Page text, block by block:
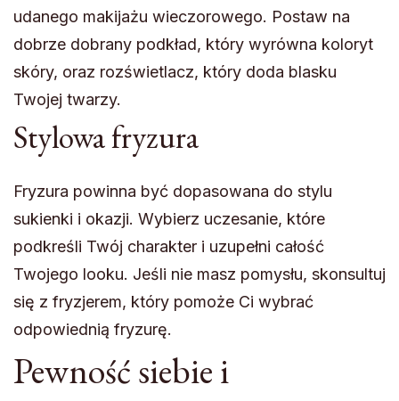
udanego makijażu wieczorowego. Postaw na
dobrze dobrany podkład, który wyrówna koloryt
skóry, oraz rozświetlacz, który doda blasku
Twojej twarzy.
Stylowa fryzura
Fryzura powinna być dopasowana do stylu
sukienki i okazji. Wybierz uczesanie, które
podkreśli Twój charakter i uzupełni całość
Twojego looku. Jeśli nie masz pomysłu, skonsultuj
się z fryzjerem, który pomoże Ci wybrać
odpowiednią fryzurę.
Pewność siebie i